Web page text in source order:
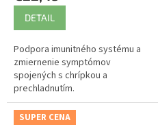
DETAIL
Podpora imunitného systému a
zmiernenie symptómov
spojených s chrípkou a
prechladnutím.
SUPER CENA